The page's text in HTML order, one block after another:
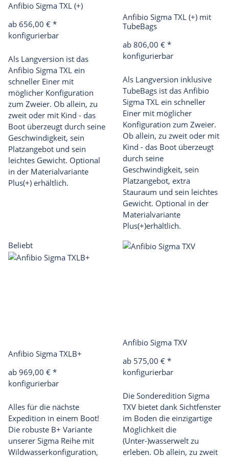
Anfibio Sigma TXL (+)
ab 656,00 € *
konfigurierbar
Als Langversion ist das
Anfibio Sigma TXL ein
schneller Einer mit
möglicher Konfiguration
zum Zweier. Ob allein, zu
zweit oder mit Kind - das
Boot überzeugt durch seine
Geschwindigkeit, sein
Platzangebot und sein
leichtes Gewicht. Optional
in der Materialvariante
Plus(+) erhältlich.
Anfibio Sigma TXL (+) mit
TubeBags
ab 806,00 € *
konfigurierbar
Als Langversion inklusive
TubeBags ist das Anfibio
Sigma TXL ein schneller
Einer mit möglicher
Konfiguration zum Zweier.
Ob allein, zu zweit oder mit
Kind - das Boot überzeugt
durch seine
Geschwindigkeit, sein
Platzangebot, extra
Stauraum und sein leichtes
Gewicht. Optional in der
Materialvariante
Plus(+)erhältlich.
Beliebt
Anfibio Sigma TXLB+
ab 969,00 € *
konfigurierbar
Alles für die nächste
Expedition in einem Boot!
Die robuste B+ Variante
unserer Sigma Reihe mit
Wildwasserkonfiguration,
Anfibio Sigma TXV
ab 575,00 € *
konfigurierbar
Die Sonderedition Sigma
TXV bietet dank Sichtfenster
im Boden die einzigartige
Möglichkeit die
(Unter-)wasserwelt zu
erleben. Ob allein, zu zweit